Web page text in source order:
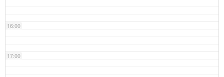
16:00
17:00